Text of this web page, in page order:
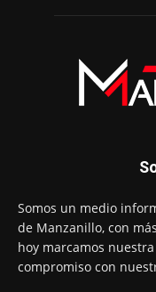
Somos un medio
de Manzanillo, con
hoy marcamos
compromiso con